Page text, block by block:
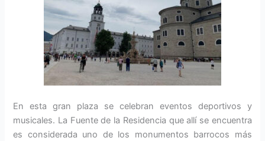
En esta gran plaza se celebran eventos deportivos y
musicales. La Fuente de la Residencia que allí se encuentra
es considerada uno de los monumentos barrocos más